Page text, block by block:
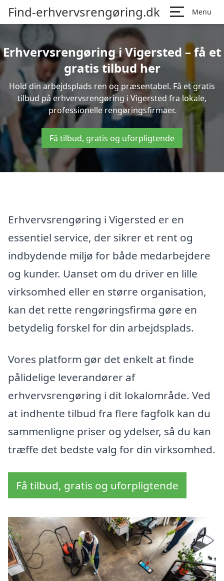
Find-erhvervsrengøring.dk Menu
Erhvervsrengøring i Vigersted – få et
gratis tilbud her
Hold din arbejdsplads ren og præsentabel. Få et gratis
tilbud på erhvervsrengøring i Vigersted fra lokale,
professionelle rengøringsfirmaer.
Få tilbud, gratis og uforpligtende
Erhvervsrengøring i Vigersted er en
essentiel service, der sikrer et rent og
indbydende miljø for både medarbejdere
og kunder. Uanset om du driver en lille
virksomhed eller en større organisation,
kan det rette rengøringsfirma gøre en
betydelig forskel for din arbejdsplads.
Vores platform gør det enkelt at finde
pålidelige leverandører af
erhvervsrengøring i dit lokalområde. Ved
at indhente tilbud fra flere fagfolk kan du
sammenligne priser og ydelser, så du kan
træffe det bedste valg for din virksomhed.
Få tilbud, gratis og uforpligtende